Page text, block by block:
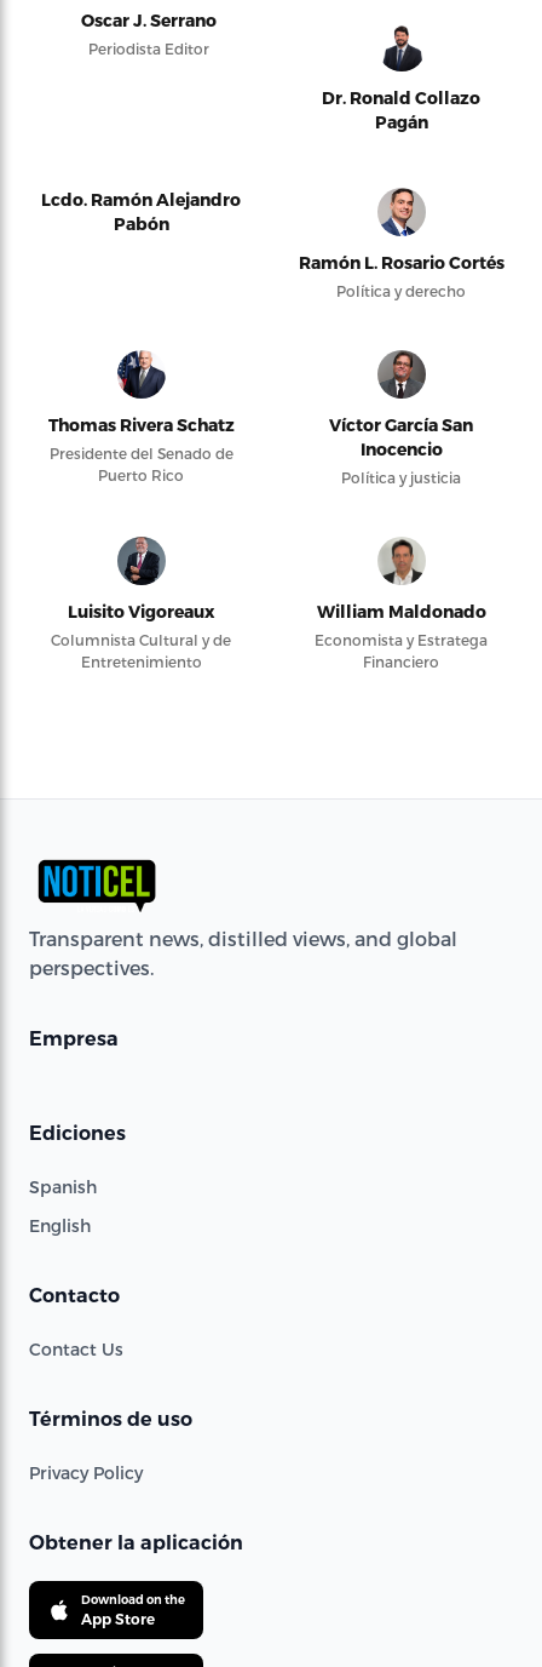
Oscar J. Serrano
Periodista Editor
Dr. Ronald Collazo
Pagán
Lcdo. Ramón Alejandro
Pabón
Ramón L. Rosario Cortés
Política y derecho
Thomas Rivera Schatz
Presidente del Senado de
Puerto Rico
Víctor García San
Inocencio
Política y justicia
Luisito Vigoreaux
Columnista Cultural y de
Entretenimiento
William Maldonado
Economista y Estratega
Financiero
Transparent news, distilled views, and global
perspectives.
Empresa
Ediciones
Spanish
English
Contacto
Contact Us
Términos de uso
Privacy Policy
Obtener la aplicación
Download on the
App Store